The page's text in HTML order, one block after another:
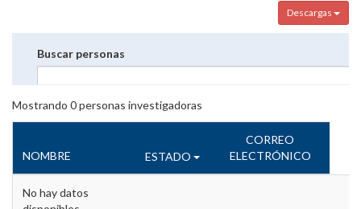
Descargas
Buscar personas
Mostrando 0personas investigadoras
NOMBRE ESTADO
CORREO
ELECTRÓNICO
No hay datos